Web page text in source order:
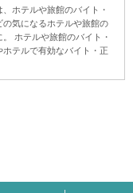
ホテルや旅館のバイト・
気になるホテルや旅館の
ホテルや旅館のバイト・
テルで有効なバイト・正